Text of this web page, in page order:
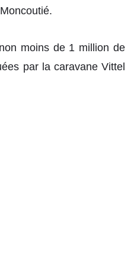
moins de 1 million de
par la caravane Vittel